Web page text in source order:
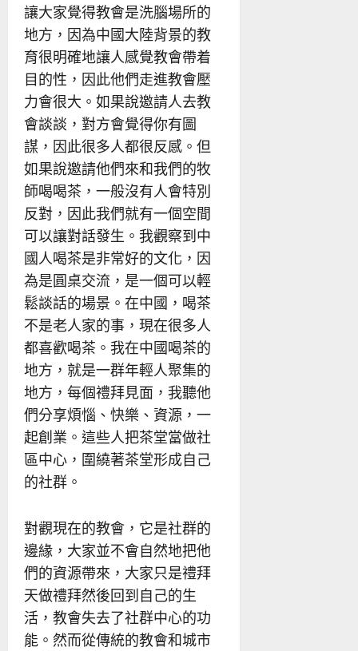
讓大家覺得教會是洗腦場所的
地方，因為中國大陸背景的教
育很明確地讓人感覺教會帶着
目的性，因此他們走進教會壓
力會很大。如果說邀請人去教
會談談，對方會覺得你有圖
謀，因此很多人都很反感。但
如果說邀請他們來和我們的牧
師喝喝茶，一般沒有人會特別
反對，因此我們就有一個空間
可以讓對話發生。我觀察到中
國人喝茶是非常好的文化，因
為是圓桌交流，是一個可以輕
鬆談話的場景。在中國，喝茶
不是老人家的事，現在很多人
都喜歡喝茶。我在中國喝茶的
地方，就是一群年輕人聚集的
地方，每個禮拜見面，我聽他
們分享煩惱、快樂、資源，一
起創業。這些人把茶堂當做社
區中心，圍繞著茶堂形成自己
的社群。
對觀現在的教會，它是社群的
邊緣，大家並不會自然地把他
們的資源帶來，大家只是禮拜
天做禮拜然後回到自己的生
活，教會失去了社群中心的功
能。然而從傳統的教會和城市